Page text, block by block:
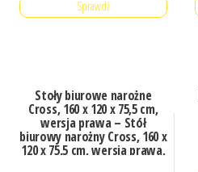
Sprawdź
Stoły biurowe narożne
Cross, 160 x 120 x 75,5 cm,
wersja prawa – Stół
biurowy narożny Cross, 160 x
120 x 75,5 cm, wersja prawa,